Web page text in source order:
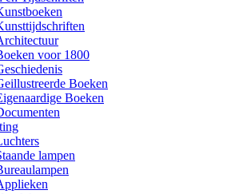
voor 1800
Boeken
Boeken
lampen